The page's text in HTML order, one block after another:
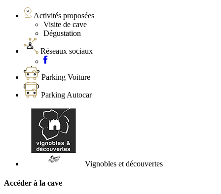
Activités proposées
Visite de cave
Dégustation
Réseaux sociaux
Parking Voiture
Parking Autocar
Vignobles et découvertes
Accéder à la cave